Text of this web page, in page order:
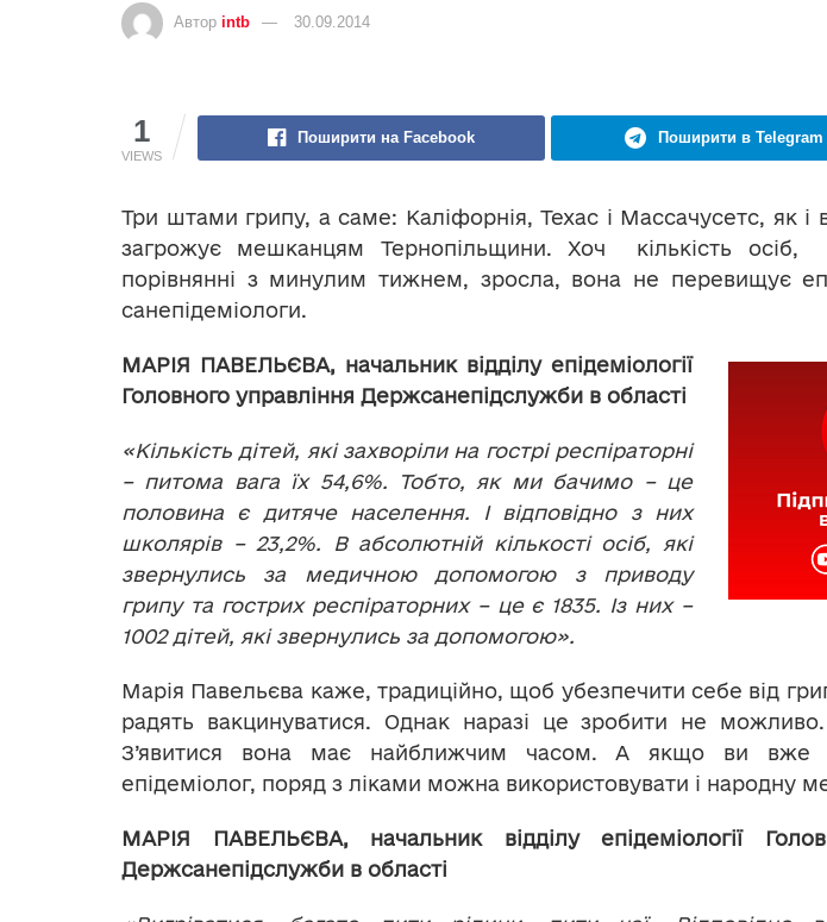
Автор intb 30.09.2014
1
VIEWS
Поширити на Facebook Поширити в Telegram
Три штами грипу, а саме: Каліфорнія, Техас і Массачусетс, як і
загрожує мешканцям Тернопільщини. Хоч кількість осіб,
порівнянні з минулим тижнем, зросла, вона не перевищує
санепідеміологи.
МАРІЯ ПАВЕЛЬЄВА, начальник відділу епідеміології
Головного управління Держсанепідслужби в області
«Кількість дітей, які захворіли на гострі респіраторні
– питома вага їх 54,6%. Тобто, як ми бачимо – це
половина є дитяче населення. І відповідно з них
школярів – 23,2%. В абсолютній кількості осіб, які
звернулись за медичною допомогою з приводу
грипу та гострих респіраторних – це є 1835. Із них –
1002 дітей, які звернулись за допомогою».
Марія Павельєва каже, традиційно, щоб убезпечити себе від
радять вакцинуватися. Однак наразі це зробити не
З’явитися вона має найближчим часом. А якщо ви вже
епідеміолог, поряд з ліками можна використовувати і народну
МАРІЯ ПАВЕЛЬЄВА, начальник відділу епідеміології
Держсанепідслужби в області